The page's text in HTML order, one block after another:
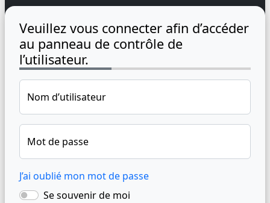
Veuillez vous connecter afin d’accéder
au panneau de contrôle de
l’utilisateur.
Nom d’utilisateur
Mot de passe
J’ai oublié mon mot de passe
Se souvenir de moi